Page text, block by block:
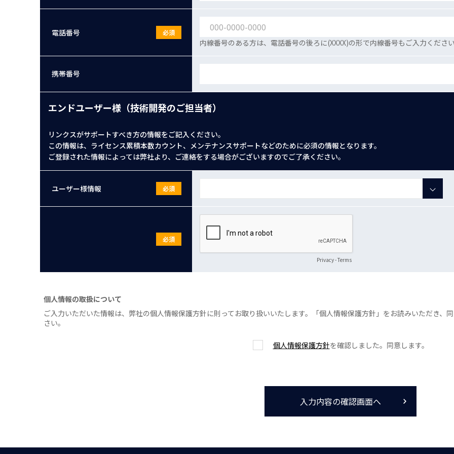
電話番号 必須
内線番号のある方は、電話番号の後ろに(XXXX)の形で内線番号もご入力くださ
携帯番号
エンドユーザー様（技術開発のご担当者）
リンクスがサポートすべき方の情報をご記入ください。
この情報は、ライセンス累積本数カウント、メンテナンスサポートなどのために必須の情報となります。
ご登録された情報によっては弊社より、ご連絡をする場合がございますのでご了承ください。
ユーザー様情報 必須
必須
Privacy-Terms
個人情報の取扱について
ご入力いただいた情報は、弊社の個人情報保護方針に則ってお取り扱いいたします。「個人情報保護方針」をお読みいただき、
さい。
個人情報保護方針を確認しました。同意します。
入力内容の確認画面へ